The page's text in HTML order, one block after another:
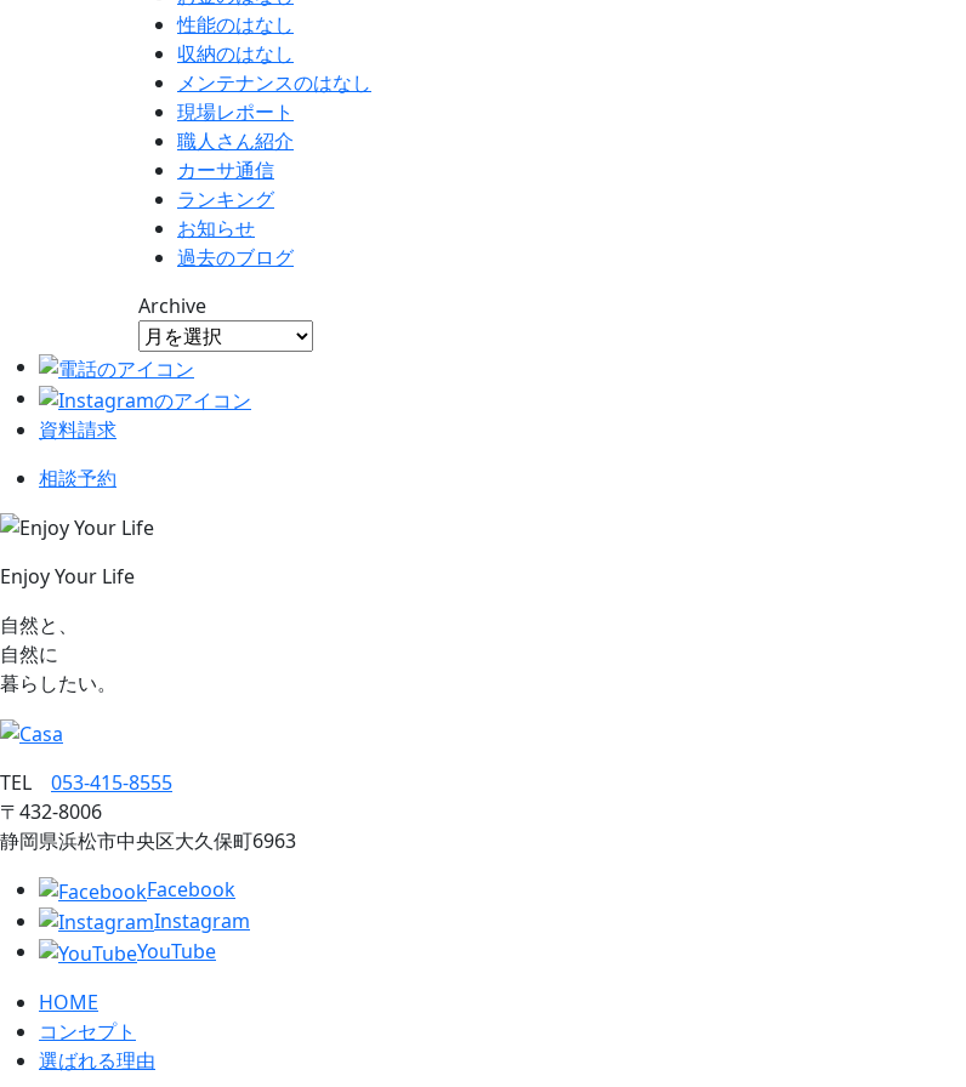
性能のはなし
収納のはなし
メンテナンスのはなし
現場レポート
職人さん紹介
カーサ通信
ランキング
お知らせ
過去のブログ
Archive
資料請求
相談予約
Enjoy Your Life
自然と、
自然に
暮らしたい。
TEL 053‐415‐8555
〒432‐8006
静岡県浜松市中央区大久保町6963
Facebook
Instagram
YouTube
HOME
コンセプト
選ばれる理由